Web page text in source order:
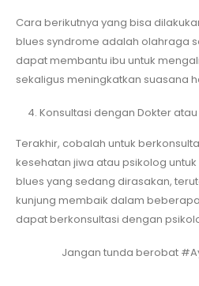
Cara berikutnya yang bisa
blues syndrome adalah olahraga
dapat membantu ibu untuk
sekaligus meningkatkan suasana
Konsultasi dengan Dokter
Terakhir, cobalah untuk
kesehatan jiwa atau psikolog
blues yang sedang dirasakan,
kunjung membaik dalam
dapat berkonsultasi dengan
Jangan tunda berobat